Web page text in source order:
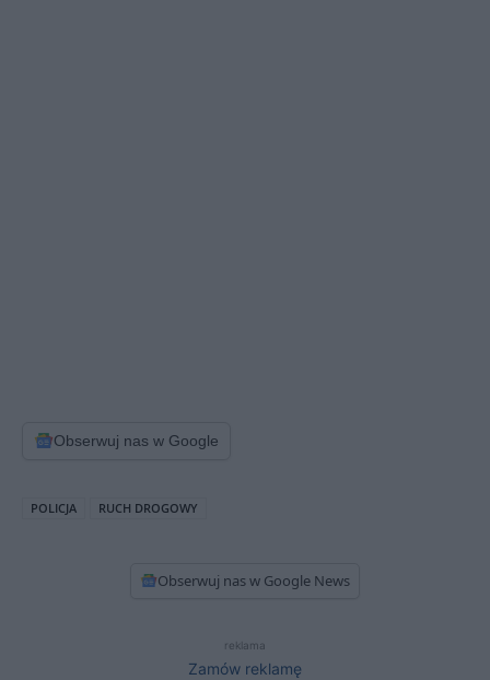
Obserwuj nas w Google
POLICJA RUCH DROGOWY
Obserwuj nas w Google News
reklama
Zamów reklamę